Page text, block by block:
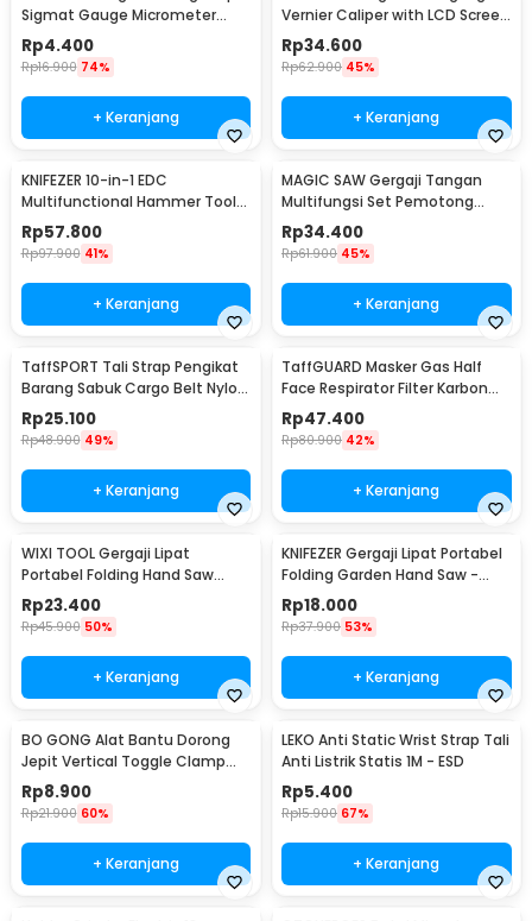
Sigmat Gauge Micrometer
150mm - QST-600
Rp4.400
Rp16.900 74%
+ Keranjang
Vernier Caliper with LCD Screen
150mm - JIGO-150
Rp34.600
Rp62.900 45%
+ Keranjang
KNIFEZER 10-in-1 EDC
Multifunctional Hammer Tool
for Camping Survival - WL-
9003
Rp57.800
Rp97.900 41%
+ Keranjang
MAGIC SAW Gergaji Tangan
Multifungsi Set Pemotong
Kayu Besi
Rp34.400
Rp61.900 45%
+ Keranjang
TaffSPORT Tali Strap Pengikat
Barang Sabuk Cargo Belt Nylon
5M - XR2
Rp25.100
Rp48.900 49%
+ Keranjang
TaffGUARD Masker Gas Half
Face Respirator Filter Karbon
Aktif KN95 - 6200
Rp47.400
Rp80.900 42%
+ Keranjang
WIXI TOOL Gergaji Lipat
Portabel Folding Hand Saw
39cm - JSZ-002
Rp23.400
Rp45.900 50%
+ Keranjang
KNIFEZER Gergaji Lipat Portabel
Folding Garden Hand Saw -
LA145
Rp18.000
Rp37.900 53%
+ Keranjang
BO GONG Alat Bantu Dorong
Jepit Vertical Toggle Clamp
Hold Down Handle - GH-13009
Rp8.900
Rp21.900 60%
+ Keranjang
LEKO Anti Static Wrist Strap Tali
Anti Listrik Statis 1M - ESD
Rp5.400
Rp15.900 67%
+ Keranjang